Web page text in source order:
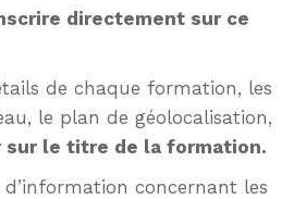
directement sur ce
de chaque formation, les
le plan de géolocalisation,
le titre de la formation.
concernant les